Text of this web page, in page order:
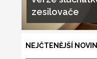
zesilovače
NEJČTENĚJŠÍ